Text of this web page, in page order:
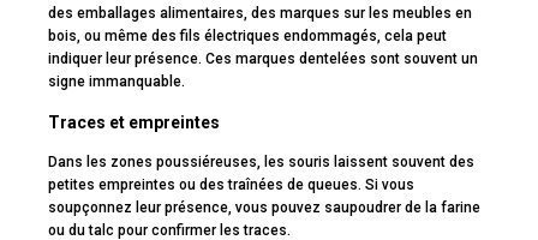
des emballages alimentaires, des marques sur les meubles en
bois, ou même des fils électriques endommagés, cela peut
indiquer leur présence. Ces marques dentelées sont souvent un
signe immanquable.
Traces et empreintes
Dans les zones poussiéreuses, les souris laissent souvent des
petites empreintes ou des traînées de queues. Si vous
soupçonnez leur présence, vous pouvez saupoudrer de la farine
ou du talc pour confirmer les traces.